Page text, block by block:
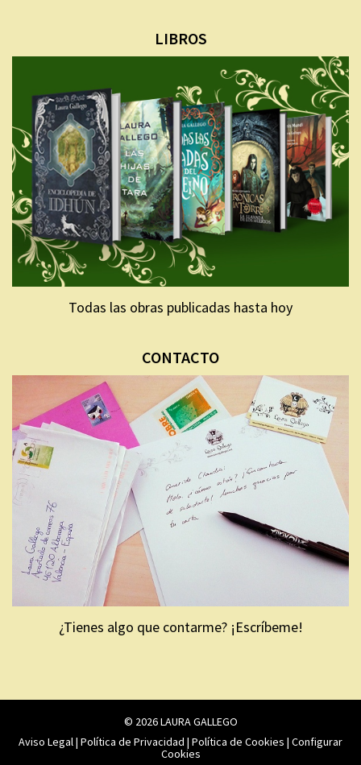
LIBROS
Todas las obras publicadas hasta hoy
CONTACTO
¿Tienes algo que contarme? ¡Escríbeme!
© 2026 LAURA GALLEGO
Aviso Legal| Política de Privacidad | Política de Cookies | Configurar
Cookies